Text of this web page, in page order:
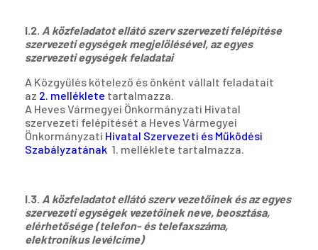
I.2. A közfeladatot ellátó szerv szervezeti felépítése
szervezeti egységek megjelölésével, az egyes
szervezeti egységek feladatai
A Közgyűlés kötelező és önként vállalt feladatait
az 2. melléklete tartalmazza.
A Heves Vármegyei Önkormányzati Hivatal
szervezeti felépítését a Heves Vármegyei
Önkormányzati Hivatal Szervezeti és Működési
Szabályzatának 1. melléklete tartalmazza.
I.3. A közfeladatot ellátó szerv vezetőinek és az egyes
szervezeti egységek vezetőinek neve, beosztása,
elérhetősége (telefon- és telefaxszáma,
elektronikus levélcíme)